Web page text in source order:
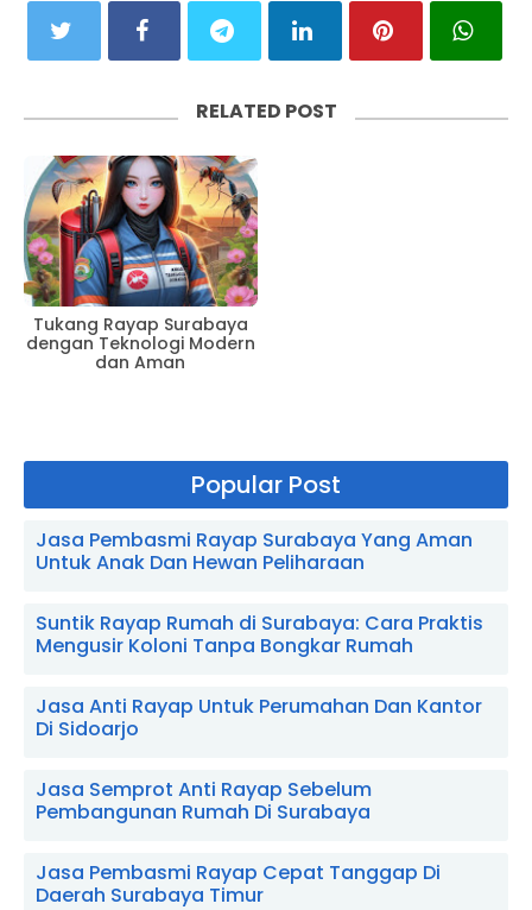
RELATED POST
Tukang Rayap Surabaya
dengan Teknologi Modern
dan Aman
Popular Post
Jasa Pembasmi Rayap Surabaya Yang Aman
Untuk Anak Dan Hewan Peliharaan
Suntik Rayap Rumah di Surabaya: Cara Praktis
Mengusir Koloni Tanpa Bongkar Rumah
Jasa Anti Rayap Untuk Perumahan Dan Kantor
Di Sidoarjo
Jasa Semprot Anti Rayap Sebelum
Pembangunan Rumah Di Surabaya
Jasa Pembasmi Rayap Cepat Tanggap Di
Daerah Surabaya Timur